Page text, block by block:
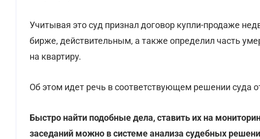
Учитывая это суд признал договор купли-продаже
бирже, действительным, а также определил часть
на квартиру.
Об этом идет речь в соответствующем решении суда
Быстро найти подобные дела, ставить их на
заседаний можно в системе анализа судебных